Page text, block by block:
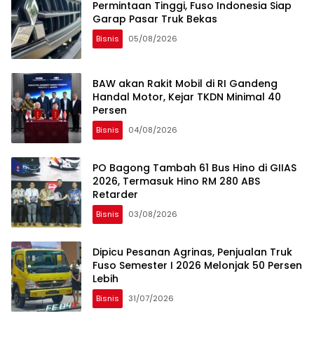
Permintaan Tinggi, Fuso Indonesia Siap
Garap Pasar Truk Bekas
Bisnis 05/08/2026
BAW akan Rakit Mobil di RI Gandeng
Handal Motor, Kejar TKDN Minimal 40
Persen
Bisnis 04/08/2026
PO Bagong Tambah 61 Bus Hino di GIIAS
2026, Termasuk Hino RM 280 ABS
Retarder
Bisnis 03/08/2026
Dipicu Pesanan Agrinas, Penjualan Truk
Fuso Semester I 2026 Melonjak 50 Persen
Lebih
Bisnis 31/07/2026